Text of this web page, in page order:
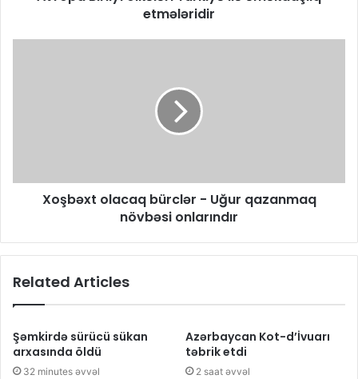
etmələridir
Xoşbəxt olacaq bürclər - Uğur qazanmaq
növbəsi onlarındır
Related Articles
Şəmkirdə sürücü sükan
arxasında öldü
32 minutes əvvəl
Azərbaycan Kot-d’İvuarı
təbrik etdi
2 saat əvvəl